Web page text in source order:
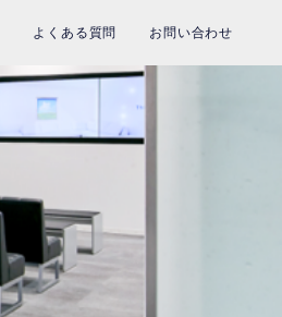
よくある質問 お問い合わせ